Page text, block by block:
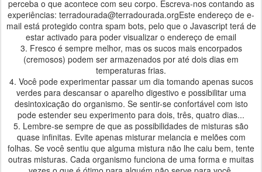
perceba o que acontece com seu corpo. Escreva-nos contando as
experiências: terradourada@terradourada.orgEste endereço de e-
mail está protegido contra spam bots, pelo que o Javascript terá de
estar activado para poder visualizar o endereço de email
3. Fresco é sempre melhor, mas os sucos mais encorpados
(cremosos) podem ser armazenados por até dois dias em
temperaturas frias.
4. Você pode experimentar passar um dia tomando apenas sucos
verdes para descansar o aparelho digestivo e possibilitar uma
desintoxicação do organismo. Se sentir-se confortável com isto
pode estender seu experimento para dois, três, quatro dias...
5. Lembre-se sempre de que as possibilidades de misturas são
quase infinitas. Evite apenas misturar melancia e melões com
folhas. Se você sentiu que alguma mistura não lhe caiu bem, tente
outras misturas. Cada organismo funciona de uma forma e muitas